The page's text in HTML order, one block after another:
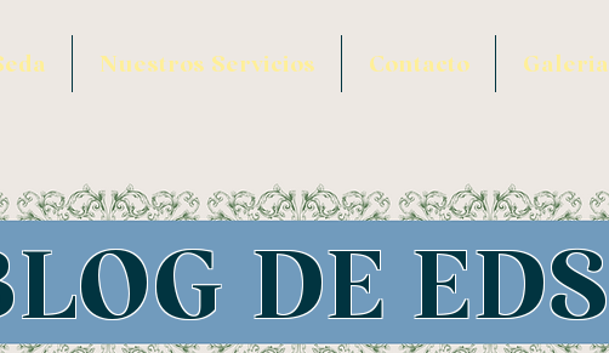
Nuestros Servicios Contacto Galeria
DE EDS